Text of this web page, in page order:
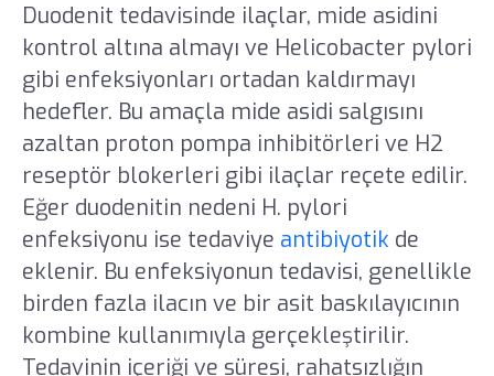
Duodenit tedavisinde ilaçlar, mide asidini
kontrol altına almayı ve Helicobacter pylori
gibi enfeksiyonları ortadan kaldırmayı
hedefler. Bu amaçla mide asidi salgısını
azaltan proton pompa inhibitörleri ve H2
reseptör blokerleri gibi ilaçlar reçete edilir.
Eğer duodenitin nedeni H. pylori
enfeksiyonu ise tedaviye antibiyotik de
eklenir. Bu enfeksiyonun tedavisi, genellikle
birden fazla ilacın ve bir asit baskılayıcının
kombine kullanımıyla gerçekleştirilir.
Tedavinin içeriği ve süresi, rahatsızlığın